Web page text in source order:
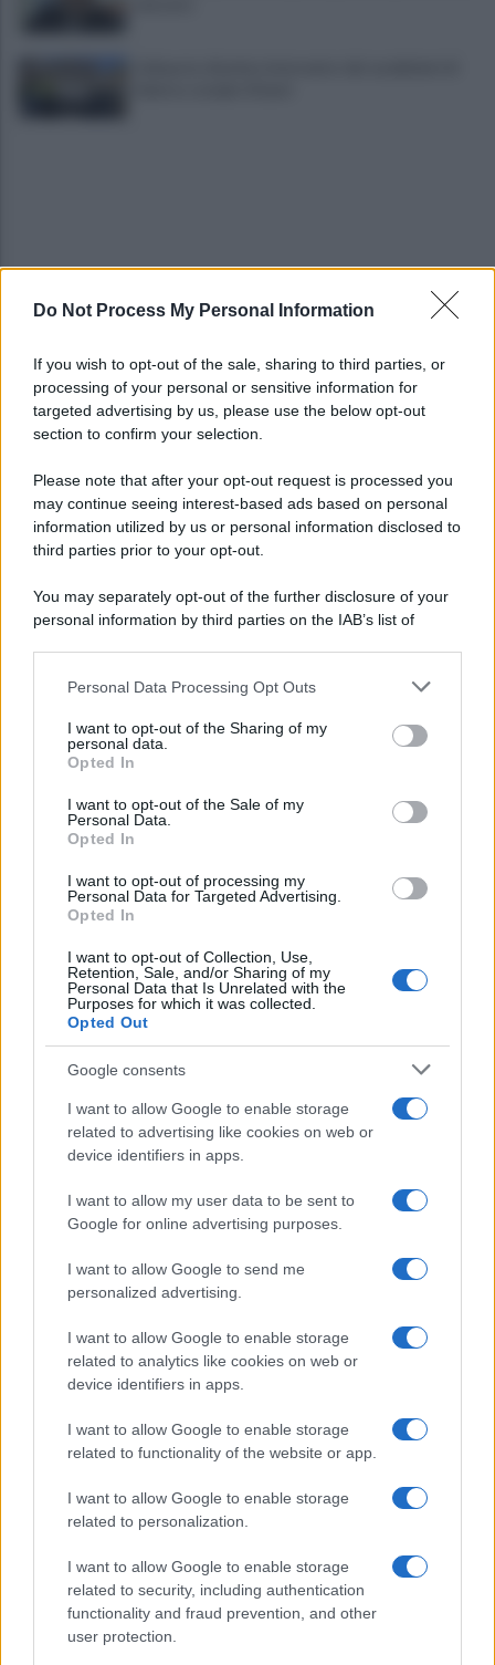
Do Not Process My Personal Information
If you wish to opt-out of the sale, sharing to third parties, or
processing of your personal or sensitive information for
targeted advertising by us, please use the below opt-out
section to confirm your selection.
Please note that after your opt-out request is processed you
may continue seeing interest-based ads based on personal
information utilized by us or personal information disclosed to
third parties prior to your opt-out.
You may separately opt-out of the further disclosure of your
personal information by third parties on the IAB’s list of
This information may also be disclosed by us to third parties
disclose it to other third parties.
Please note that this website/app uses one or more Google
services and may gather and store information including but
not limited to your visit or usage behaviour. You may click to
grant or deny consent to Google and its third-party tags to
consent section.
Personal Data Processing Opt Outs
I want to opt-out of the Sharing of my
personal data.
Opted In
I want to opt-out of the Sale of my
Personal Data.
Opted In
I want to opt-out of processing my
Personal Data for Targeted Advertising.
Opted In
I want to opt-out of Collection, Use,
Retention, Sale, and/or Sharing of my
Personal Data that Is Unrelated with the
Purposes for which it was collected.
Opted Out
Google consents
I want to allow Google to enable storage
related to advertising like cookies on web or
device identifiers in apps.
I want to allow my user data to be sent to
Google for online advertising purposes.
I want to allow Google to send me
personalized advertising.
I want to allow Google to enable storage
related to analytics like cookies on web or
device identifiers in apps.
I want to allow Google to enable storage
related to functionality of the website or app.
I want to allow Google to enable storage
related to personalization.
I want to allow Google to enable storage
related to security, including authentication
functionality and fraud prevention, and other
user protection.
Ospedale di Battipaglia chiuso, il Nursind
Un gruppo di 19 scout dispersi sul monte Cerreto
in Costiera Amalfitana
CHI SIAMO CONTATTI PUBBLICITÀ LAVORA CON NOI
OTTO CHANNEL